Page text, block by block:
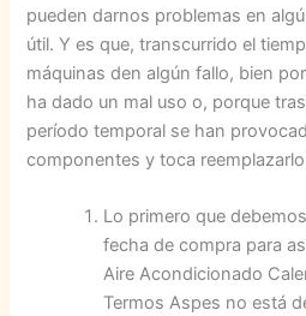
pueden darnos problemas en
útil. Y es que, transcurrido el
máquinas den algún fallo, bien
ha dado un mal uso o, porque
período temporal se han
componentes y toca
Lo primero que
fecha de compra para
Aire Acondicionado
Termos Aspes no está